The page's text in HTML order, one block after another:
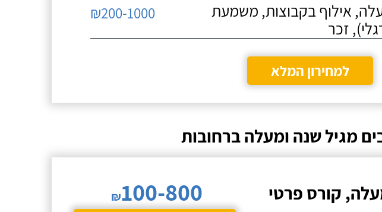
אילוף בקבוצות, משמעת
זכר
₪200-1000
למחירון המלא
מגיל שנה ומעלה ברחובות
קורס פרטי ₪100-800